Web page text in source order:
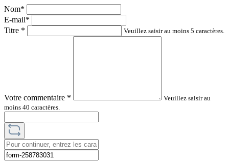
Nom*
E-mail*
Titre * Veuillez saisir au moins 5 caractères.
Votre commentaire *
Veuillez saisir au
moins 40 caractères.